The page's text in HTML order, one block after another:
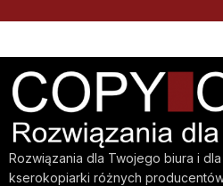
Rozwiązania dla Twojego biura i dla
kserokopiarki różnych